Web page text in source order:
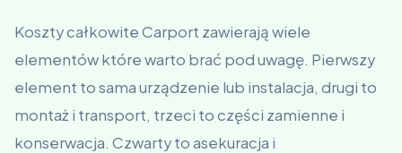
Koszty całkowite Carport zawierają wiele
elementów które warto brać pod uwagę. Pierwszy
element to sama urządzenie lub instalacja, drugi to
montaż i transport, trzeci to części zamienne i
konserwacja. Czwarty to asekuracja i